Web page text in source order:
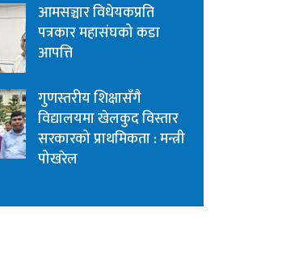
आमसञ्चार विधेयकप्रति
पत्रकार महासंघको कडा
आपत्ति
गुणस्तरीय शिक्षासँगै
विद्यालयमा खेलकुद विस्तार
सरकारको प्राथमिकता : मन्त्री
पोखरेल